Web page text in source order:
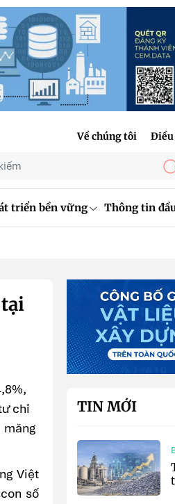
Về chúng tôi Điều
triển bền vững Thông tin
chỉ
măng
Việt
số
TIN MỚI